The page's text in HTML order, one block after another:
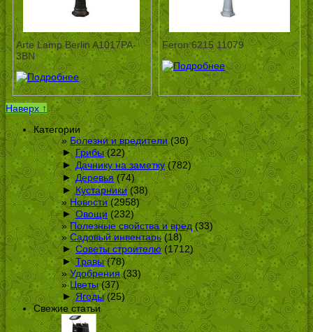
Arte Lamp Berlin A1017PA-
3BN
Feron 6215 11079
Наверх ↑
Категории
Болезни и вредители(36)
► Грибы(22)
► Дачнику на заметку(782)
► Деревья(74)
► Кустарники(38)
Новости(2958)
► Овощи (232)
Полезные свойства и вред(33)
Садовый инвентарь(18)
► Советы строителю(1712)
► Травы(78)
Удобрения(33)
Цветы(37)
► Ягоды(25)
Свежие статьи